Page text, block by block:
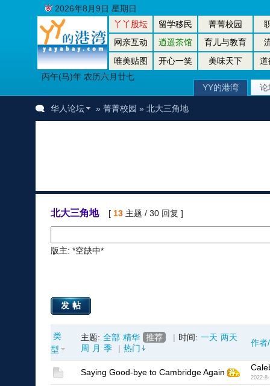
丫丫股坛 留学移民 菁菁校园
网亲互动
逍遥茶馆 育儿与教育
唯美贴图
开心一笑 美味天下
道
丙午(马)年 农历六月廿七
2026年8月9日 星期日
YY的港湾 论
华人论坛 » 菁菁校园 » 北大三角地
北大三角地 [ 13主题 / 30 回复 ]
版主: *空缺中*
发帖
类
型
主题: 全部 精华 推荐 | 时间: 一天 两天
周
月 季 | 热门
作者
Saying Good-bye to Cambridge Again
2022-